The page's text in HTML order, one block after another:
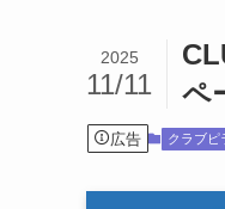
ペ
2025
11/11
広告 クラブピ